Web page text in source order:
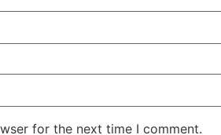
for the next time I comment.